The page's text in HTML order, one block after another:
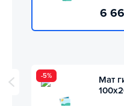
6
-5%
Мат